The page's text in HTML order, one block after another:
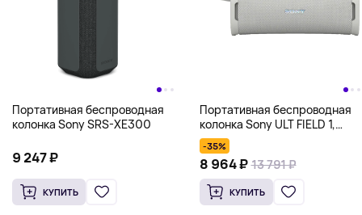
Портативная беспроводная
колонка Sony SRS-XE300
9 247 ₽
КУПИТЬ
Портативная беспроводная
колонка Sony ULT FIELD 1,
белый
-35%
8 964 ₽ 13 791 ₽
КУПИТЬ